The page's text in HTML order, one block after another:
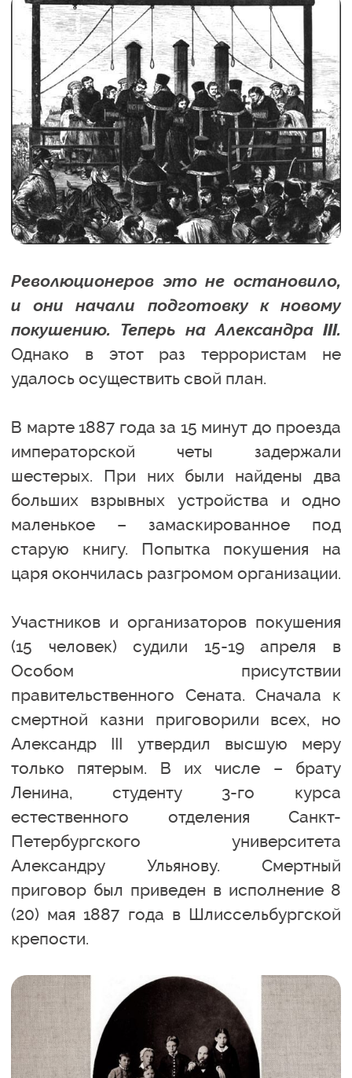
Революционеров это не остановило,
и они начали подготовку к новому
покушению. Теперь на Александра III.
Однако в этот раз террористам не
удалось осуществить свой план.
В марте 1887 года за 15 минут до проезда
императорской четы задержали
шестерых. При них были найдены два
больших взрывных устройства и одно
маленькое – замаскированное под
старую книгу. Попытка покушения на
царя окончилась разгромом организации.
Участников и организаторов покушения
(15 человек) судили 15-19 апреля в
Особом присутствии
правительственного Сената. Сначала к
смертной казни приговорили всех, но
Александр III утвердил высшую меру
только пятерым. В их числе – брату
Ленина, студенту 3-го курса
естественного отделения Санкт-
Петербургского университета
Александру Ульянову. Смертный
приговор был приведен в исполнение 8
(20) мая 1887 года в Шлиссельбургской
крепости.